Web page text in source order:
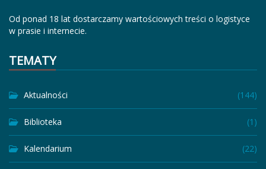
Od ponad 18 lat dostarczamy wartościowych treści o logistyce
w prasie i internecie.
TEMATY
Aktualności (144)
Biblioteka (1)
Kalendarium (22)